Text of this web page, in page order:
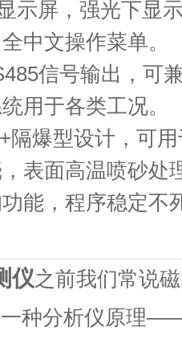
示屏，强光下显
中文操作菜单。
信号输出，可
用于各类工况。
隔爆型设计，可
表面高温喷砂处
能，程序稳定不
仪之前我们常说
种分析仪原理